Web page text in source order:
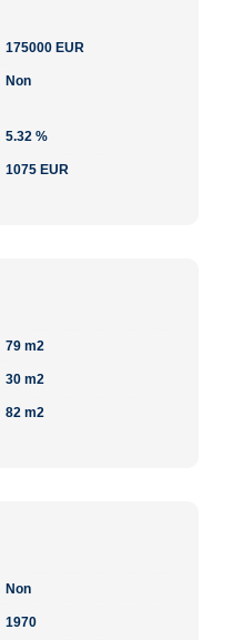
175000 EUR
Non
5.32 %
1075 EUR
79 m2
30 m2
82 m2
Non
1970